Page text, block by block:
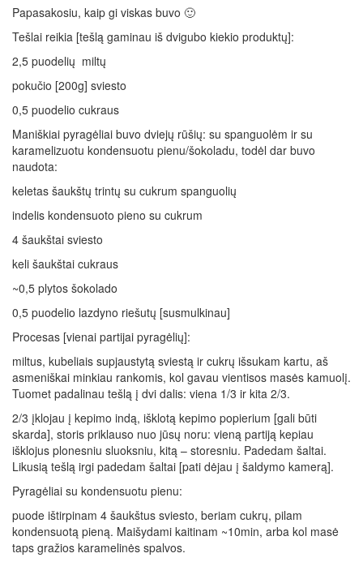
Papasakosiu, kaip gi viskas buvo 🙂
Tešlai reikia [tešlą gaminau iš dvigubo kiekio produktų]:
2,5 puodelių miltų
pokučio [200g] sviesto
0,5 puodelio cukraus
Maniškiai pyragėliai buvo dviejų rūšių: su spanguolėm ir su
karamelizuotu kondensuotu pienu/šokoladu, todėl dar buvo
naudota:
keletas šaukštų trintų su cukrum spanguolių
indelis kondensuoto pieno su cukrum
4 šaukštai sviesto
keli šaukštai cukraus
~0,5 plytos šokolado
0,5 puodelio lazdyno riešutų [susmulkinau]
Procesas [vienai partijai pyragėlių]:
miltus, kubeliais supjaustytą sviestą ir cukrų išsukam kartu, aš
asmeniškai minkiau rankomis, kol gavau vientisos masės kamuolį.
Tuomet padalinau tešlą į dvi dalis: viena 1/3 ir kita 2/3.
2/3 įklojau į kepimo indą, išklotą kepimo popierium [gali būti
skarda], storis priklauso nuo jūsų noru: vieną partiją kepiau
išklojus plonesniu sluoksniu, kitą – storesniu. Padedam šaltai.
Likusią tešlą irgi padedam šaltai [pati dėjau į šaldymo kamerą].
Pyragėliai su kondensuotu pienu:
puode ištirpinam 4 šaukštus sviesto, beriam cukrų, pilam
kondensuotą pieną. Maišydami kaitinam ~10min, arba kol masė
taps gražios karamelinės spalvos.